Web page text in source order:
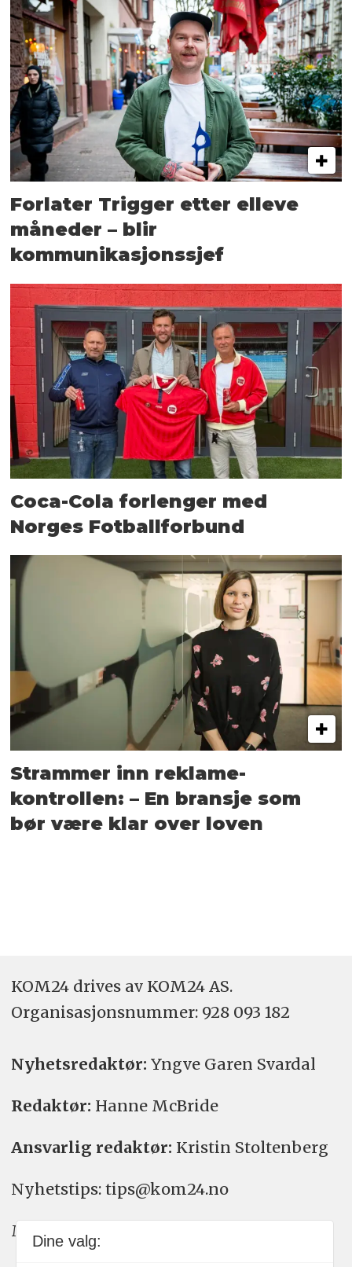
Forlater Trigger etter elleve
måneder – blir
kommunikasjonssjef
Coca-Cola forlenger med
Norges Fotballforbund
Strammer inn reklame-
kontrollen: – En bransje som
bør være klar over loven
KOM24 drives av KOM24 AS.
Organisasjons­nummer: 928 093 182
Nyhetsredaktør: Yngve Garen Svardal
Redaktør: Hanne McBride
Ansvarlig redaktør: Kristin Stoltenberg
Nyhetstips: tips@kom24.no
Meninger: meninger@kom24.no
Dine valg: